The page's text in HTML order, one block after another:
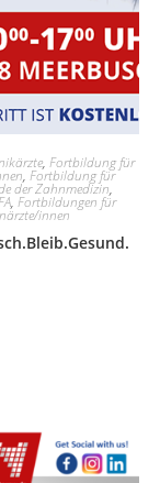
, Fortbildung für
, Fortbildung für
der Zahnmedizin,
, Fortbildungen für
innen